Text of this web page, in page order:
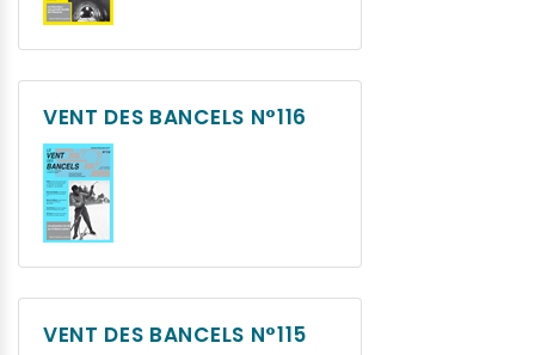
VENT DES BANCELS N°116
VENT DES BANCELS N°115